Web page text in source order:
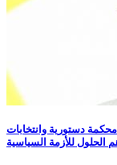
دستورية وانتخابات